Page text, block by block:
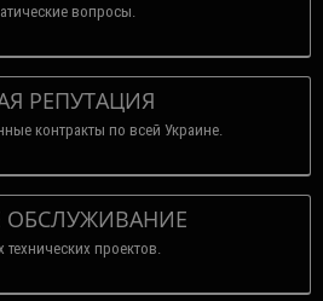
вопросы.
РЕПУТАЦИЯ
контракты по всей Украине.
ОБСЛУЖИВАНИЕ
проектов.